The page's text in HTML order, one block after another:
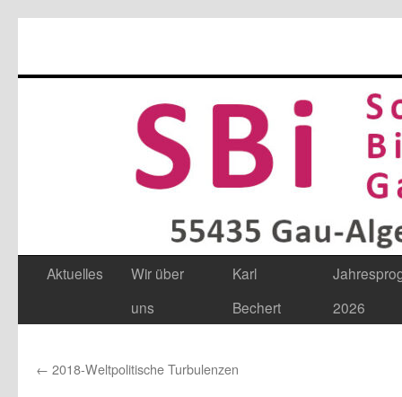
Zum
Aktuelles
Wir über
uns
Karl
Bechert
2026
← 2018-Weltpolitische Turbulenzen